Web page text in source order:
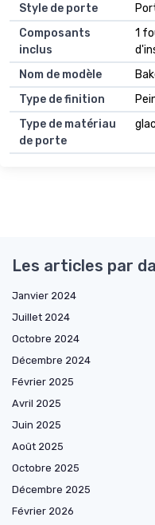
Style de porte
Composants
inclus
1
Nom de modèle
Type de finition
Type de matériau
de porte
Les articles par
Janvier 2024
Juillet 2024
Octobre 2024
Décembre 2024
Février 2025
Avril 2025
Juin 2025
Août 2025
Octobre 2025
Décembre 2025
Février 2026